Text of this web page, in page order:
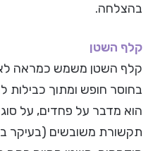
בהצלחה.
קלף השטן
קלף השטן משמש כמראה
בחוסר חופש ומתוך כבילות
הוא מדבר על פחדים, על
תקשורת משובשים (בעיקר